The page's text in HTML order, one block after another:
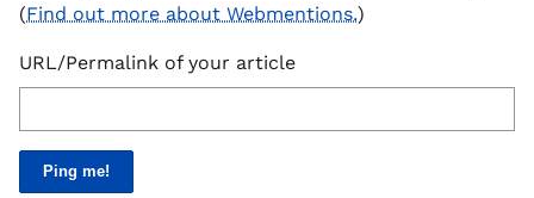
(Find out more about Webmentions.)
URL/Permalink of your article